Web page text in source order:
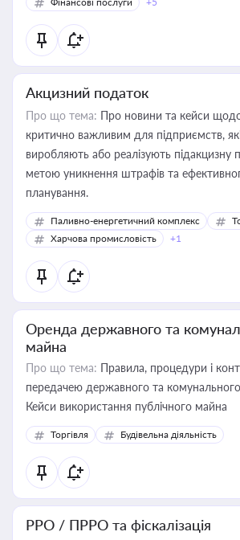
Акцизний податок
Про що тема: Про новини та кейси щодо
критично важливим для підприємств,
виробляють або реалізують підакцизну
метою уникнення штрафів та
планування.
Паливно-енергетичний комплекс
Харчова промисловість
+1
Оренда державного та
майна
Про що тема: Правила, процедури і
передачею державного та
Кейси використання публічного майна
Торгівля Будівельна діяльність
РРО / ПРРО та фіскалізація